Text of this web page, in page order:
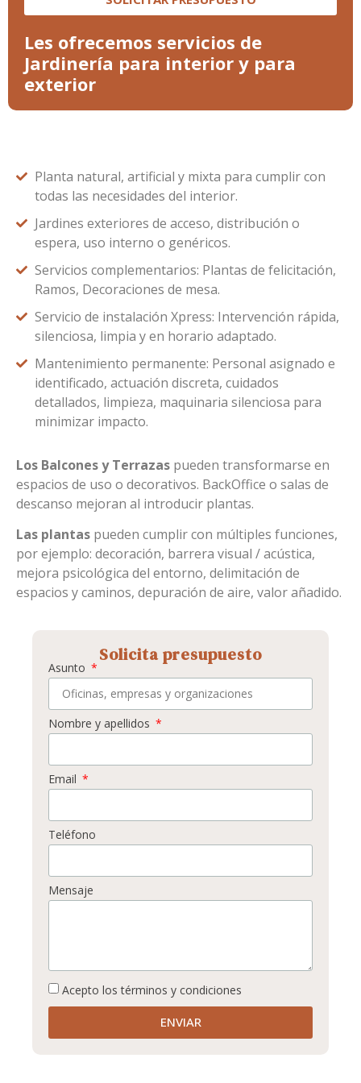
Les ofrecemos servicios de
Jardinería para interior y para
exterior
Planta natural, artificial y mixta para cumplir con
todas las necesidades del interior.
Jardines exteriores de acceso, distribución o
espera, uso interno o genéricos.
Servicios complementarios: Plantas de felicitación,
Ramos, Decoraciones de mesa.
Servicio de instalación Xpress: Intervención rápida,
silenciosa, limpia y en horario adaptado.
Mantenimiento permanente: Personal asignado e
identificado, actuación discreta, cuidados
detallados, limpieza, maquinaria silenciosa para
minimizar impacto.
Los Balcones y Terrazas pueden transformarse en
espacios de uso o decorativos. BackOffice o salas de
descanso mejoran al introducir plantas.
Las plantas pueden cumplir con múltiples funciones,
por ejemplo: decoración, barrera visual / acústica,
mejora psicológica del entorno, delimitación de
espacios y caminos, depuración de aire, valor añadido.
Solicita presupuesto
Asunto
Nombre y apellidos
Email
Teléfono
Mensaje
Acepto los términos y condiciones
ENVIAR